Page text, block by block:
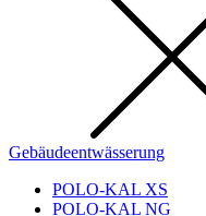
Gebäudeentwässerung
POLO-KAL XS
POLO-KAL NG